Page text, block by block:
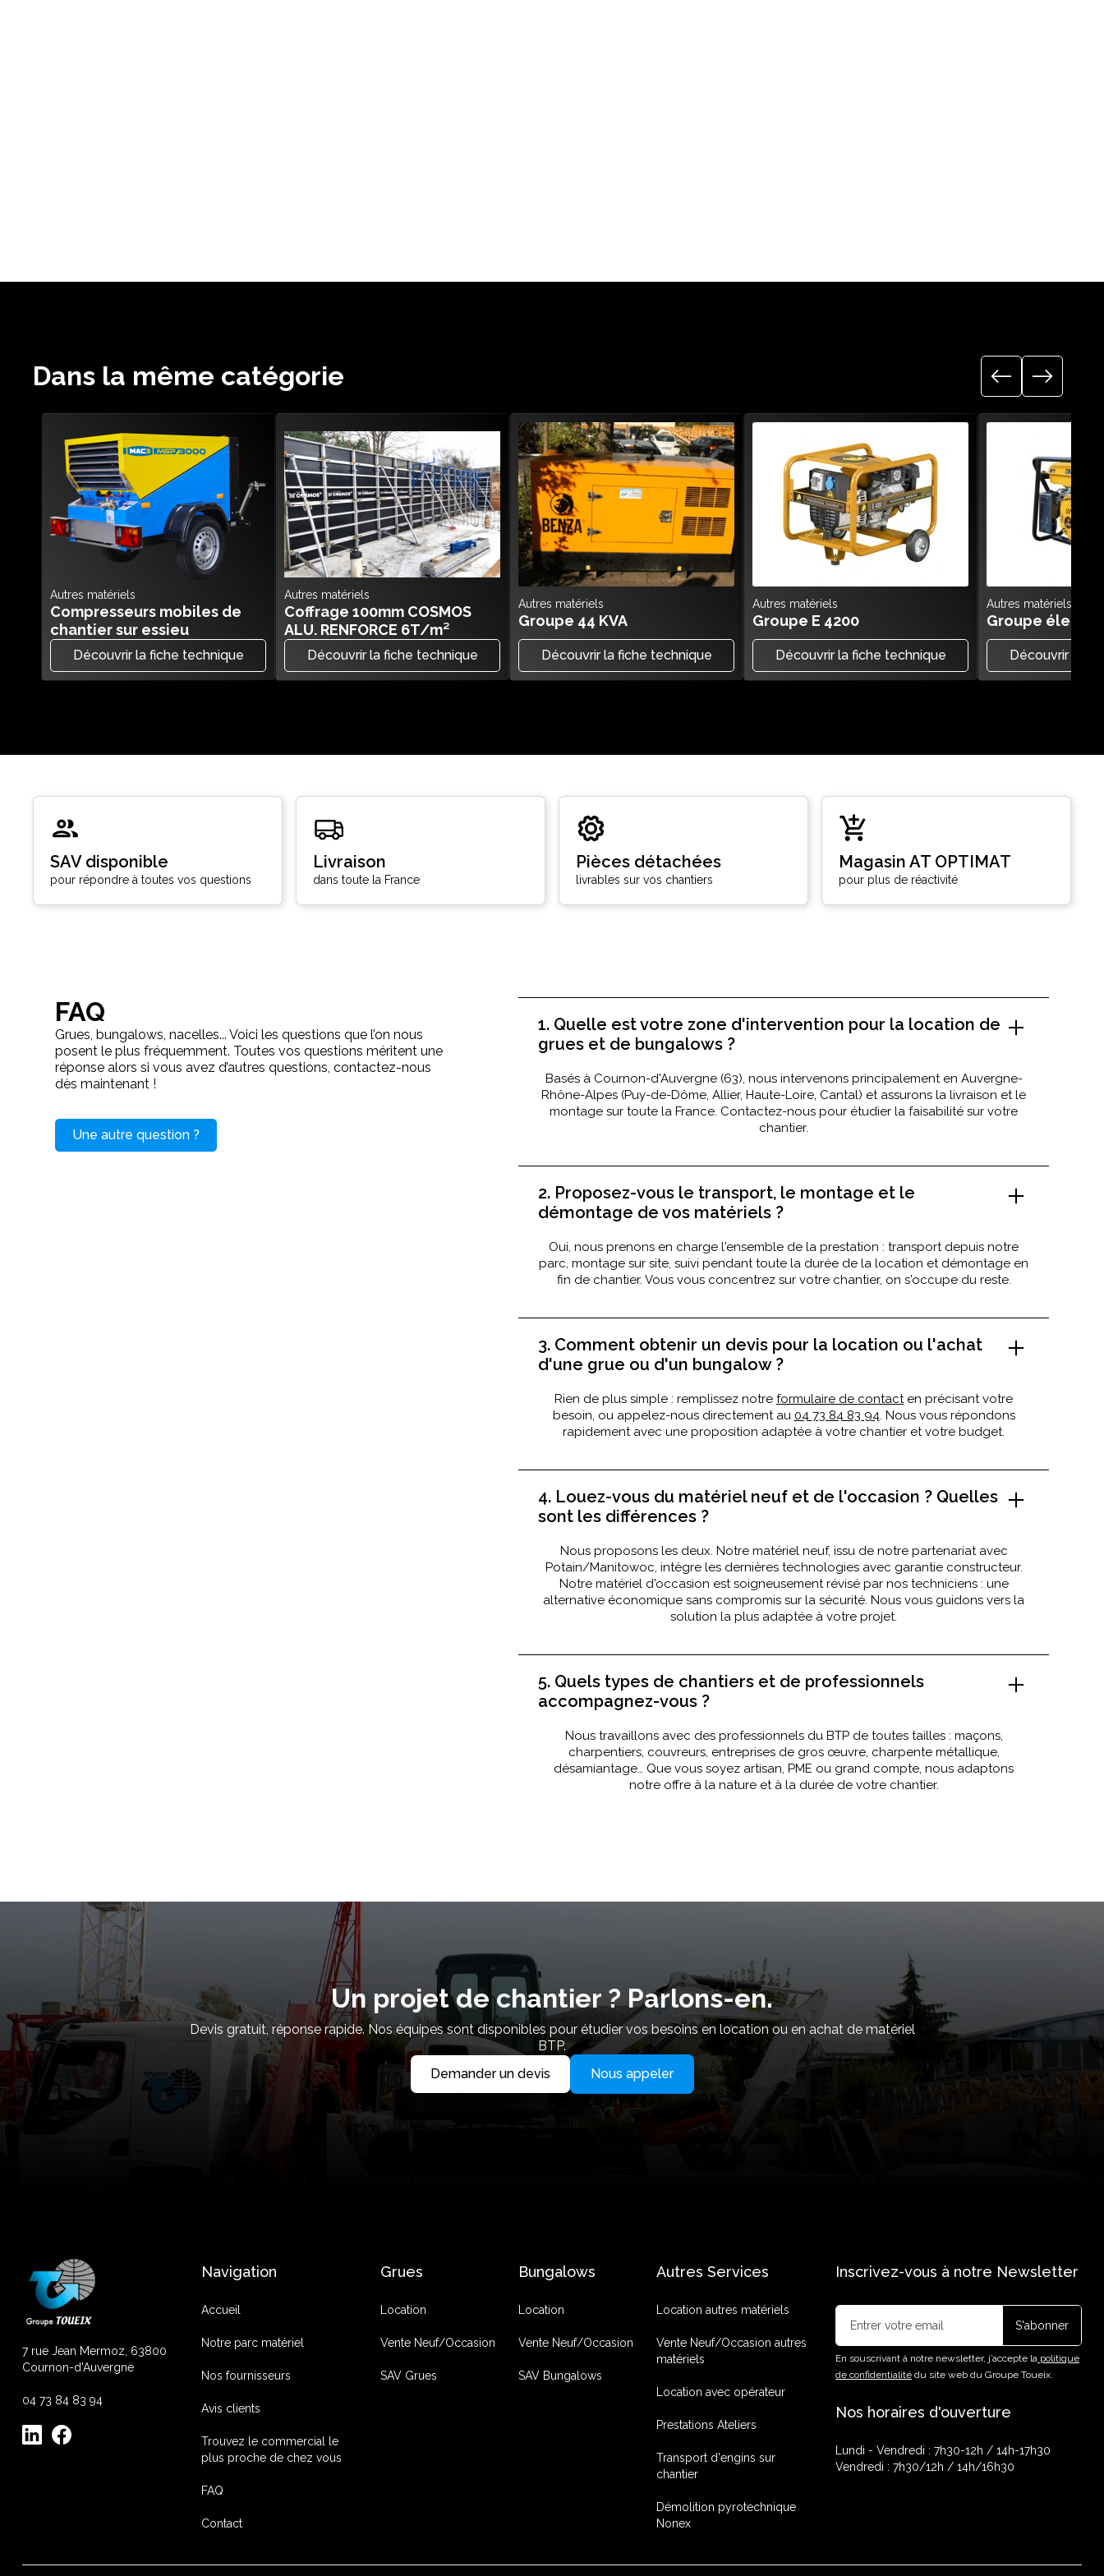
Dans la même catégorie
Autres matériels
Compresseurs mobiles de
chantier sur essieu
Découvrir la fiche technique
Autres matériels
Coffrage 100mm COSMOS
ALU. RENFORCE 6T/m²
Découvrir la fiche technique
Autres matériels
Groupe 44 KVA
Découvrir la fiche technique
Autres matériels
Groupe E 4200
Découvrir la fiche technique
Autres matériels
Groupe
Découvrir la
SAV disponible
pour répondre à toutes vos questions
Livraison
dans toute la France
Pièces détachées
livrables sur vos chantiers
Magasin AT OPTIMAT
pour plus de réactivité
FAQ
Grues, bungalows, nacelles... Voici les questions que l’on nous
posent le plus fréquemment. Toutes vos questions méritent une
réponse alors si vous avez d’autres questions, contactez-nous
dès maintenant !
Une autre question ?
1. Quelle est votre zone d'intervention pour la location de
grues et de bungalows ?
Basés à Cournon-d'Auvergne (63), nous intervenons principalement en Auvergne-
Rhône-Alpes (Puy-de-Dôme, Allier, Haute-Loire, Cantal) et assurons la livraison et le
montage sur toute la France. Contactez-nous pour étudier la faisabilité sur votre
chantier.
2. Proposez-vous le transport, le montage et le
démontage de vos matériels ?
Oui, nous prenons en charge l'ensemble de la prestation : transport depuis notre
parc, montage sur site, suivi pendant toute la durée de la location et démontage en
fin de chantier. Vous vous concentrez sur votre chantier, on s'occupe du reste.
3. Comment obtenir un devis pour la location ou l'achat
d'une grue ou d'un bungalow ?
Rien de plus simple : remplissez notreformulaire de contacten précisant votre
besoin, ou appelez-nous directement au 04 73 84 83 94. Nous vous répondons
rapidement avec une proposition adaptée à votre chantier et votre budget.
4. Louez-vous du matériel neuf et de l'occasion ? Quelles
sont les différences ?
Nous proposons les deux. Notre matériel neuf, issu de notre partenariat avec
Potain/Manitowoc, intègre les dernières technologies avec garantie constructeur.
Notre matériel d'occasion est soigneusement révisé par nos techniciens : une
alternative économique sans compromis sur la sécurité. Nous vous guidons vers la
solution la plus adaptée à votre projet.
5. Quels types de chantiers et de professionnels
accompagnez-vous ?
Nous travaillons avec des professionnels du BTP de toutes tailles : maçons,
charpentiers, couvreurs, entreprises de gros œuvre, charpente métallique,
désamiantage… Que vous soyez artisan, PME ou grand compte, nous adaptons
notre offre à la nature et à la durée de votre chantier.
Un projet de chantier ? Parlons-en.
Devis gratuit, réponse rapide. Nos équipes sont disponibles pour étudier vos besoins en location ou en achat de matériel
BTP.
Demander un devis
Nous appeler
7 rue Jean Mermoz, 63800
Cournon-d'Auvergne
04 73 84 83 94
Navigation
Accueil
Notre parc matériel
Nos fournisseurs
Avis clients
Trouvez le commercial le
plus proche de chez vous
FAQ
Contact
Grues
Location
Vente Neuf/Occasion
SAV Grues
Bungalows
Location
Vente Neuf/Occasion
SAV Bungalows
Autres Services
Location autres matériels
Vente Neuf/Occasion autres
matériels
Location avec opérateur
Prestations Ateliers
Transport d'engins sur
chantier
Démolition pyrotechnique
Nonex
Inscrivez-vous à notre Newsletter
En souscrivant à notre newsletter, j’accepte la politique
de confidentialité du site web du Groupe Toueix.
Nos horaires d'ouverture
Lundi - Vendredi : 7h30-12h / 14h-17h30
Vendredi : 7h30/12h / 14h/16h30